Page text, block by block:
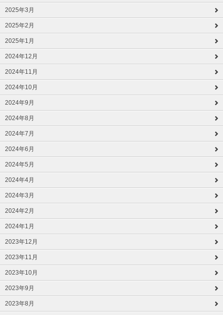
2025年3月
2025年2月
2025年1月
2024年12月
2024年11月
2024年10月
2024年9月
2024年8月
2024年7月
2024年6月
2024年5月
2024年4月
2024年3月
2024年2月
2024年1月
2023年12月
2023年11月
2023年10月
2023年9月
2023年8月